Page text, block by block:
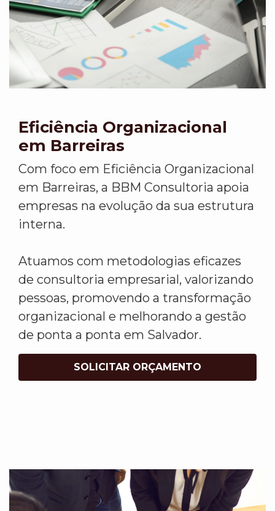
Eficiência Organizacional
em Barreiras
Com foco em Eficiência Organizacional
em Barreiras, a BBM Consultoria apoia
empresas na evolução da sua estrutura
interna.
Atuamos com metodologias eficazes
de consultoria empresarial, valorizando
pessoas, promovendo a transformação
organizacional e melhorando a gestão
de ponta a ponta em Salvador.
SOLICITAR ORÇAMENTO